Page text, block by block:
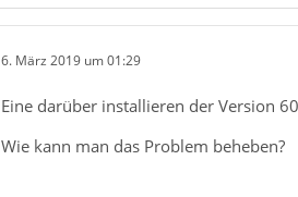
6. März 2019 um 01:29
Eine darüber installieren der Version
Wie kann man das Problem beheben?